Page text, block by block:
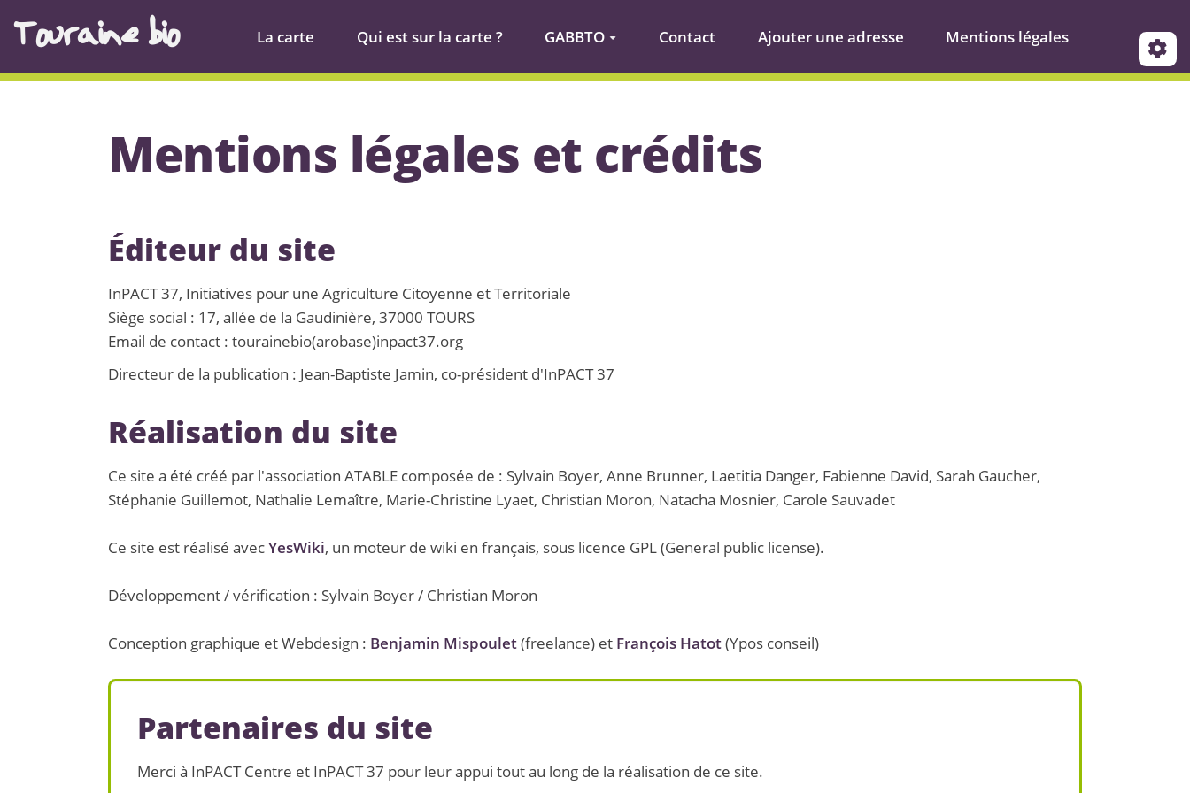
Touraine bio La carte Qui est sur la carte ? GABBTO Contact Ajouter une adresse Mentions légales
Mentions légales et crédits
Éditeur du site
InPACT 37, Initiatives pour une Agriculture Citoyenne et Territoriale
Siège social : 17, allée de la Gaudinière, 37000 TOURS
Email de contact : tourainebio(arobase)inpact37.org
Directeur de la publication : Jean-Baptiste Jamin, co-président d'InPACT 37
Réalisation du site
Ce site a été créé par l'association ATABLE composée de : Sylvain Boyer, Anne Brunner, Laetitia Danger, Fabienne David, Sarah Gaucher,
Stéphanie Guillemot, Nathalie Lemaître, Marie-Christine Lyaet, Christian Moron, Natacha Mosnier, Carole Sauvadet
Ce site est réalisé avecYesWiki, un moteur de wiki en français, sous licence GPL (General public license).
Développement / vérification : Sylvain Boyer / Christian Moron
Conception graphique et Webdesign : Benjamin Mispoulet(freelance) et François Hatot(Ypos conseil)
Partenaires du site
Merci à InPACT Centre et InPACT 37 pour leur appui tout au long de la réalisation de ce site.